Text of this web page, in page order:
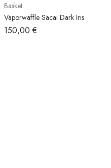
Basket
Vaporwaffle Sacai Dark Iris
150,00€